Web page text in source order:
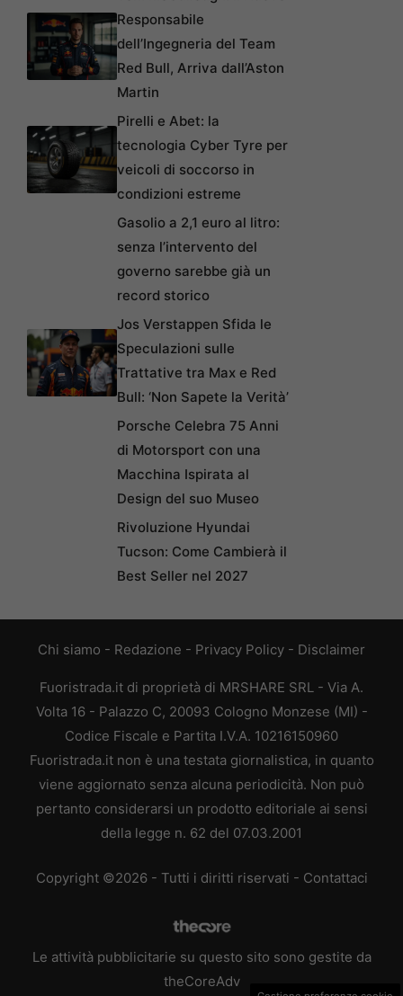
Responsabile
dell’Ingegneria del Team
Red Bull, Arriva dall’Aston
Martin
Pirelli e Abet: la
tecnologia Cyber Tyre per
veicoli di soccorso in
condizioni estreme
Gasolio a 2,1 euro al litro:
senza l’intervento del
governo sarebbe già un
record storico
Jos Verstappen Sfida le
Speculazioni sulle
Trattative tra Max e Red
Bull: ‘Non Sapete la Verità’
Porsche Celebra 75 Anni
di Motorsport con una
Macchina Ispirata al
Design del suo Museo
Rivoluzione Hyundai
Tucson: Come Cambierà il
Best Seller nel 2027
Chi siamo - Redazione - Privacy Policy - Disclaimer
Fuoristrada.it di proprietà di MRSHARE SRL - Via A.
Volta 16 - Palazzo C, 20093 Cologno Monzese (MI) -
Codice Fiscale e Partita I.V.A. 10216150960
Fuoristrada.it non è una testata giornalistica, in quanto
viene aggiornato senza alcuna periodicità. Non può
pertanto considerarsi un prodotto editoriale ai sensi
della legge n. 62 del 07.03.2001
Copyright ©2026 - Tutti i diritti riservati - Contattaci
Le attività pubblicitarie su questo sito sono gestite da
theCoreAdv